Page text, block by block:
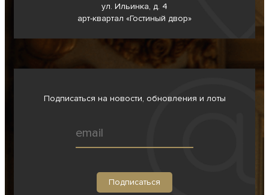
ул. Ильинка, д. 4
арт-квартал «Гостиный двор»
Подписаться на новости, обновления и лоты